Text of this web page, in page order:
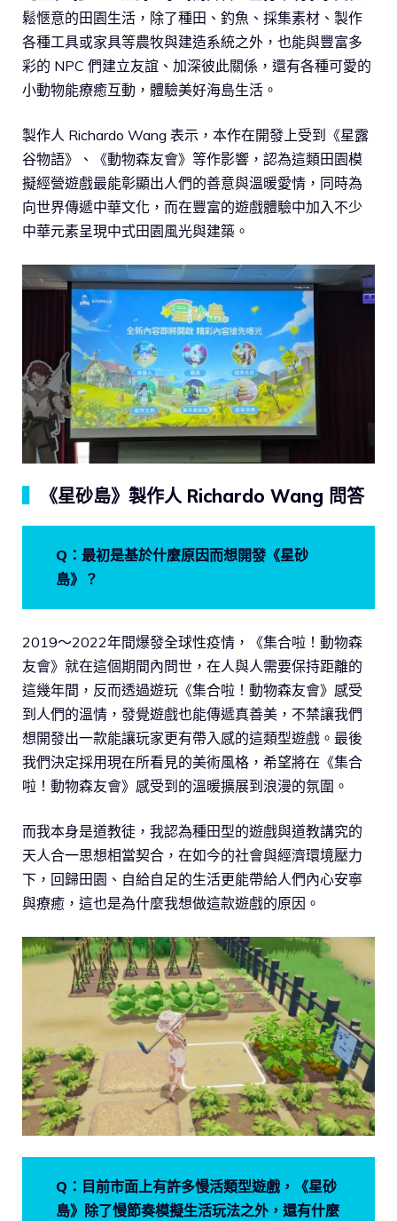
鬆愜意的田園生活，除了種田、釣魚、採集素材、製作
各種工具或家具等農牧與建造系統之外，也能與豐富多
彩的 NPC 們建立友誼、加深彼此關係，還有各種可愛的
小動物能療癒互動，體驗美好海島生活。
製作人 Richardo Wang 表示，本作在開發上受到《星露
谷物語》、《動物森友會》等作影響，認為這類田園模
擬經營遊戲最能彰顯出人們的善意與溫暖愛情，同時為
向世界傳遞中華文化，而在豐富的遊戲體驗中加入不少
中華元素呈現中式田園風光與建築。
《星砂島》製作人 Richardo Wang 問答
Q：最初是基於什麼原因而想開發《星砂
島》？
2019～2022年間爆發全球性疫情，《集合啦！動物森
友會》就在這個期間內問世，在人與人需要保持距離的
這幾年間，反而透過遊玩《集合啦！動物森友會》感受
到人們的溫情，發覺遊戲也能傳遞真善美，不禁讓我們
想開發出一款能讓玩家更有帶入感的這類型遊戲。最後
我們決定採用現在所看見的美術風格，希望將在《集合
啦！動物森友會》感受到的溫暖擴展到浪漫的氛圍。
而我本身是道教徒，我認為種田型的遊戲與道教講究的
天人合一思想相當契合，在如今的社會與經濟環境壓力
下，回歸田園、自給自足的生活更能帶給人們內心安寧
與療癒，這也是為什麼我想做這款遊戲的原因。
Q：目前市面上有許多慢活類型遊戲，《星砂
島》除了慢節奏模擬生活玩法之外，還有什麼